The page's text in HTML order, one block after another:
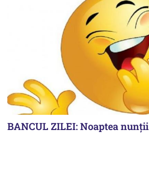
BANCUL ZILEI: Noaptea nunții